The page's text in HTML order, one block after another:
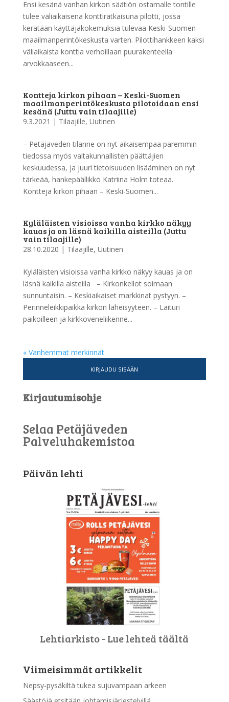
Ensi kesänä vanhan kirkon säätiön ostamalle tontille
tulee väliaikaisena konttiratkaisuna pilotti, jossa
kerätään käyttäjäkokemuksia tulevaa Keski-Suomen
maailmanperintökeskusta varten. Pilottihankkeen kaksi
väliaikaista konttia verhoillaan puurakenteella
arvokkaaseen...
Kontteja kirkon pihaan – Keski-Suomen
maailmanperintökeskusta pilotoidaan ensi
kesänä (Juttu vain tilaajille)
9.3.2021 | Tilaajille, Uutinen
– Petäjäveden tilanne on nyt aikaisempaa paremmin
tiedossa myös valtakunnallisten päättäjien
keskuudessa, ja juuri tietoisuuden lisääminen on nyt
tärkeää, hankepäällikkö Katriina Holm toteaa.
Kontteja kirkon pihaan – Keski-Suomen...
Kyläläisten visioissa vanha kirkko näkyy
kauas ja on läsnä kaikilla aisteilla (Juttu
vain tilaajille)
28.10.2020 | Tilaajille, Uutinen
Kyläläisten visioissa vanha kirkko näkyy kauas ja on
läsnä kaikilla aisteilla – Kirkonkellot soimaan
sunnuntaisin. – Keskiaikaiset markkinat pystyyn. –
Perinneleikkipaikka kirkon läheisyyteen. – Laituri
paikoilleen ja kirkkoveneliikenne...
« Vanhemmat merkinnät
KIRJAUDU SISÄÄN
Kirjautumisohje
Selaa Petäjäveden
Palveluhakemistoa
Päivän lehti
Lehtiarkisto - Lue lehteä täältä
Viimeisimmät artikkelit
Nepsy-pysäkiltä tukea sujuvampaan arkeen